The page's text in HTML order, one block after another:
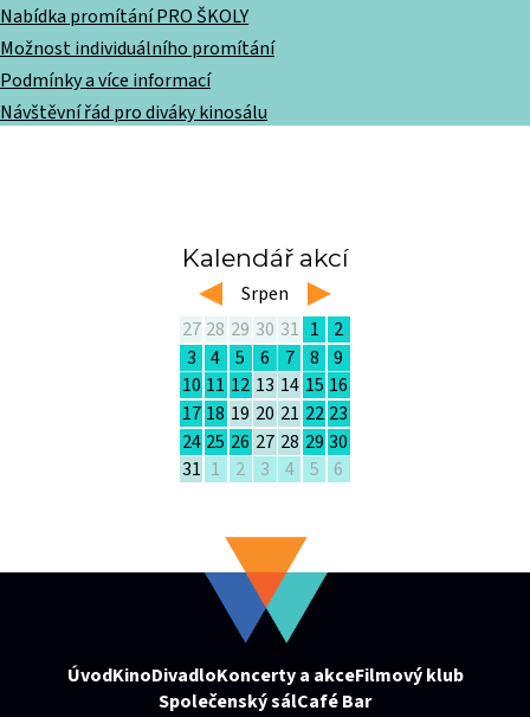
Nabídka promítání PRO ŠKOLY
Možnost individuálního promítání
Podmínky a více informací
Návštěvní řád pro diváky kinosálu
Kalendář akcí
left Srpen right
27 28 29 30 31 1
2
3
4 5 6 7 8
9
10 11 12 13 14 15 16
17 18 19 20 21 22 23
24 25 26 27 28 29 30
31 1 2 3 4 5 6
ÚvodKinoDivadloKoncerty a akceFilmový klub
Společenský sálCafé Bar